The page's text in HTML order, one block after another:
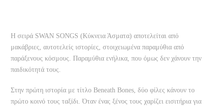
Η σειρά SWAN SONGS (Κύκνεια Άσματα) αποτελείται από
μακάβριες, αυτοτελείς ιστορίες, στοιχειωμένα παραμύθια από
παράξενους κόσμους. Παραμύθια ενήλικα, που όμως δεν χάνουν την
παιδικότητά τους.
Στην πρώτη ιστορία με τίτλο Beneath Bones, δύο φίλες κάνουν το
πρώτο κοινό τους ταξίδι. Όταν ένας ξένος τους χαρίζει εισιτήρια για